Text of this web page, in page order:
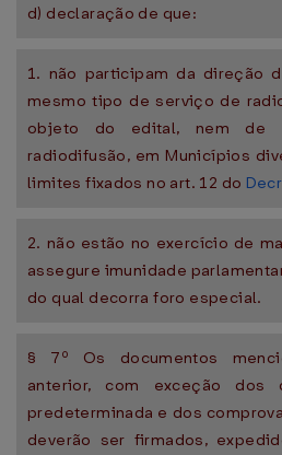
d) declaração de que:
1. não participam da direção
mesmo tipo de serviço de
objeto do edital, nem de
radiodifusão, em Municípios
limites fixados no art. 12 do
2. não estão no exercício de
assegure imunidade
do qual decorra foro especial.
§ 7º Os documentos
anterior, com exceção dos
predeterminada e dos
deverão ser firmados,